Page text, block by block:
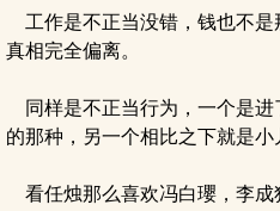
工作是不正当没错，钱也不是
真相完全偏离。
同样是不正当行为，一个是进
的那种，另一个相比之下就是小
看任烛那么喜欢冯白瓔，李成